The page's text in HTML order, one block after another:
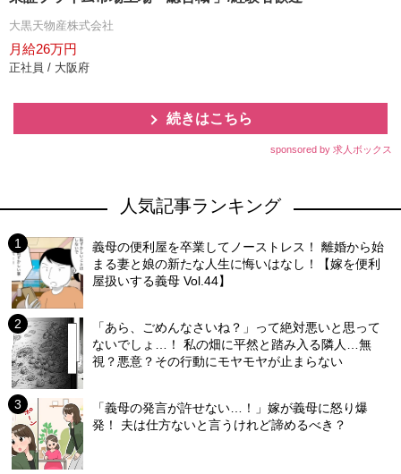
大黒天物産株式会社
月給26万円
正社員 / 大阪府
続きはこちら
sponsored by 求人ボックス
人気記事ランキング
義母の便利屋を卒業してノーストレス！ 離婚から始
まる妻と娘の新たな人生に悔いはなし！【嫁を便利
屋扱いする義母 Vol.44】
「あら、ごめんなさいね？」って絶対悪いと思って
ないでしょ…！ 私の畑に平然と踏み入る隣人…無
視？悪意？その行動にモヤモヤが止まらない
「義母の発言が許せない…！」嫁が義母に怒り爆
発！ 夫は仕方ないと言うけれど諦めるべき？